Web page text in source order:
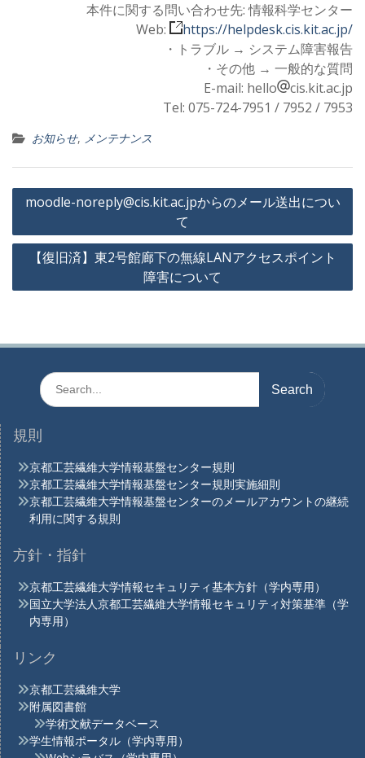
本件に関する問い合わせ先: 情報科学センター
Web:
https://helpdesk.cis.kit.ac.jp/
・トラブル → システム障害報告
・その他 → 一般的な質問
E-mail: hello
cis.kit.ac.jp
Tel: 075-724-7951 / 7952 / 7953
お知らせ, メンテナンス
投
ナ
ゲ
moodle-noreply@cis.kit.ac.jpからのメール送出につい
て
【復旧済】東2号館廊下の無線LANアクセスポイント
障害について
Search
for:
規則
京都工芸繊維大学情報基盤センター規則
京都工芸繊維大学情報基盤センター規則実施細則
京都工芸繊維大学情報基盤センターのメールアカウントの継続
利用に関する規則
方針・指針
京都工芸繊維大学情報セキュリティ基本方針（学内専用）
国立大学法人京都工芸繊維大学情報セキュリティ対策基準（学
内専用）
リンク
京都工芸繊維大学
附属図書館
学術文献データベース
学生情報ポータル（学内専用）